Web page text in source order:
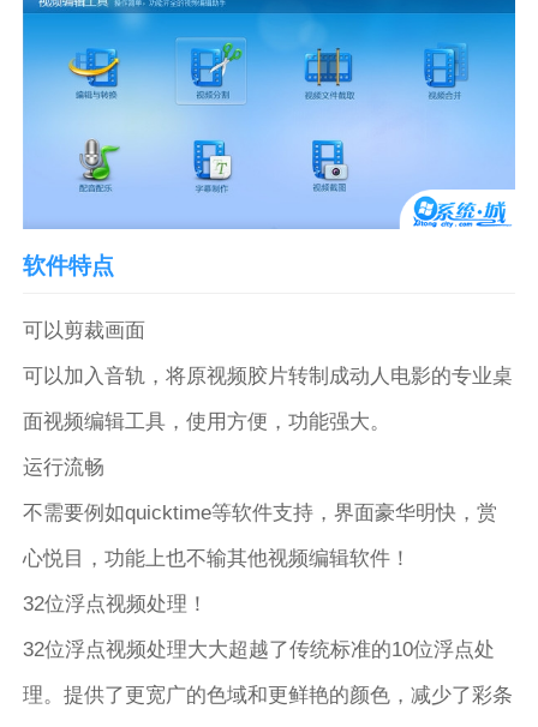
软件特点
可以剪裁画面
可以加入音轨，将原视频胶片转制成动人电影的专业桌
面视频编辑工具，使用方便，功能强大。
运行流畅
不需要例如quicktime等软件支持，界面豪华明快，赏
心悦目，功能上也不输其他视频编辑软件！
32位浮点视频处理！
32位浮点视频处理大大超越了传统标准的10位浮点处
理。提供了更宽广的色域和更鲜艳的颜色，减少了彩条